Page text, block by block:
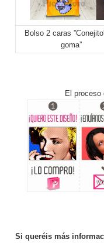
Bolso 2 caras
goma”
El
Si queréis más